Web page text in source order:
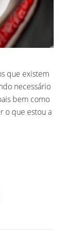
que existem
necessário
bem como
o que estou a